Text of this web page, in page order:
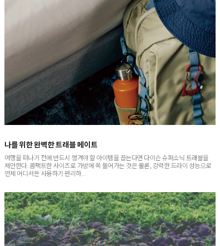
여행을 떠나기 전에 반드시 챙겨야 할 아이템을 꼽는다면 다이슨 슈퍼소닉 트래블을
제안한다. 콤팩트한 사이즈로 가방에 쏙 들어가는 것은 물론, 강력한 드라이 성능으로
언제 어디서든 사용하기 편리하...